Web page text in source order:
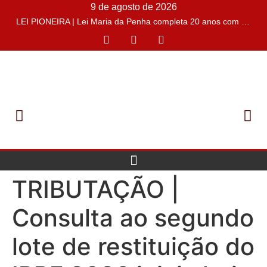
9 de agosto de 2026
TRIBUTAÇÃO |
Consulta ao segundo
lote de restituição do